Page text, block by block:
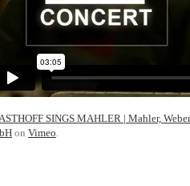
SINGS MAHLER | Mahler,
on Vimeo.